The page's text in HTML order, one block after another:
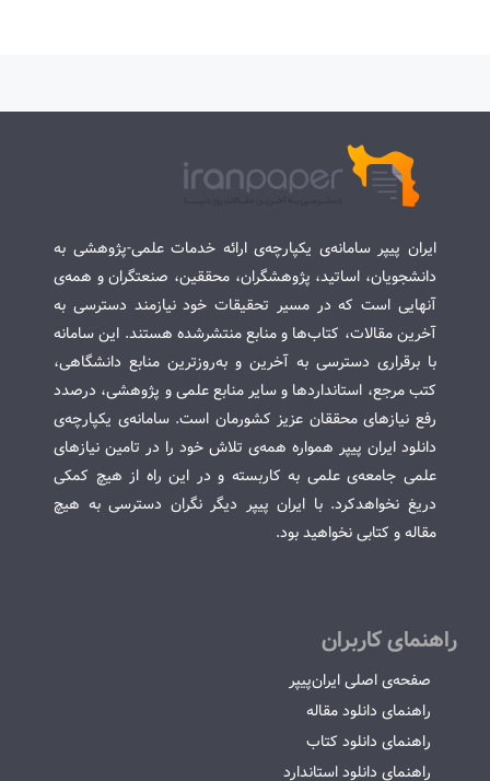
ایران پیپر سامانه‌ی یکپارچه‌ی ارائه خدمات علمی-پژوهشی به
دانشجویان، اساتید، پژوهشگران، محققین، صنعتگران و همه‌ی
آنهایی است که در مسیر تحقیقات خود نیازمند دسترسی به
آخرین مقالات، کتاب‌ها و منابع منتشرشده هستند. این سامانه
با برقراری دسترسی به آخرین و به‌روزترین منابع دانشگاهی،
کتب مرجع، استانداردها و سایر منابع علمی و پژوهشی، درصدد
رفع نیازهای محققان عزیز کشورمان است. سامانه‌ی یکپارچه‌ی
دانلود ایران پیپر همواره همه‌ی تلاش خود را در تامین نیازهای
علمی جامعه‌ی علمی به کاربسته و در این راه از هیچ کمکی
دریغ نخواهدکرد. با ایران پیپر دیگر نگران دسترسی به هیچ
مقاله و کتابی نخواهید بود.
راهنمای کاربران
صفحه‌ی اصلی ایران‌پیپر
راهنمای دانلود مقاله
راهنمای دانلود کتاب
راهنمای دانلود استاندارد